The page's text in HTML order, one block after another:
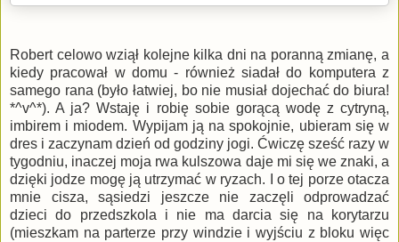
Robert celowo wziął kolejne kilka dni na poranną zmianę, a
kiedy pracował w domu - również siadał do komputera z
samego rana (było łatwiej, bo nie musiał dojechać do biura!
*^v^*). A ja? Wstaję i robię sobie gorącą wodę z cytryną,
imbirem i miodem. Wypijam ją na spokojnie, ubieram się w
dres i zaczynam dzień od godziny jogi. Ćwiczę sześć razy w
tygodniu, inaczej moja rwa kulszowa daje mi się we znaki, a
dzięki jodze mogę ją utrzymać w ryzach. I o tej porze otacza
mnie cisza, sąsiedzi jeszcze nie zaczęli odprowadzać
dzieci do przedszkola i nie ma darcia się na korytarzu
(mieszkam na parterze przy windzie i wyjściu z bloku więc